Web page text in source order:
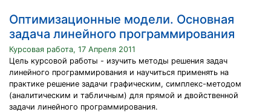
Оптимизационные модели. Основная
задача линейного программирования
Курсовая работа, 17 Апреля 2011
Цель курсовой работы - изучить методы решения задач
линейного программирования и научиться применять на
практике решение задачи графическим, симплекс-методом
(аналитическим и табличным) для прямой и двойственной
задачи линейного программирования.